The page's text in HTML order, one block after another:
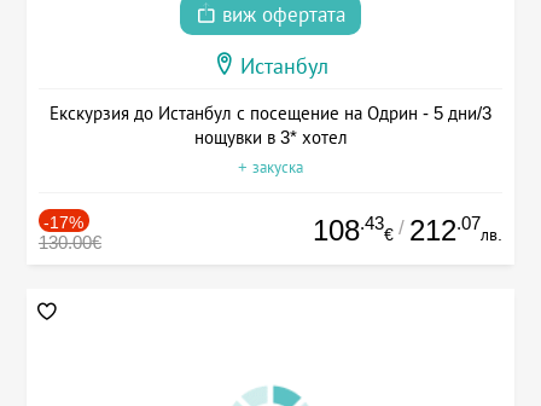
виж офертата
Истанбул
Екскурзия до Истанбул с посещение на Одрин - 5 дни/3
нощувки в 3* хотел
+ закуска
-17%
130.00€ 108.43
€ / 212.07
лв.